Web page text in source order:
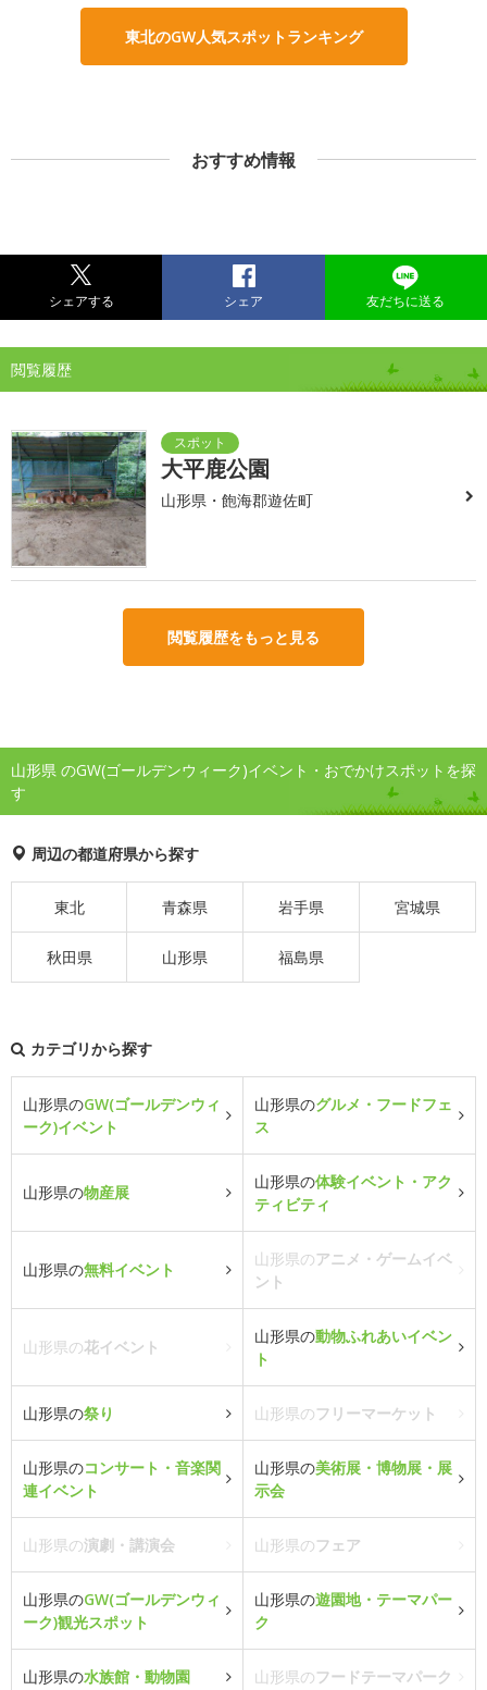
東北のGW人気スポットランキング
おすすめ情報
シェアする シェア 友だちに送る
閲覧履歴
大平鹿公園
山形県・飽海郡遊佐町
閲覧履歴をもっと見る
山形県 のGW(ゴールデンウィーク)イベント・おでかけスポットを探
す
周辺の都道府県から探す
東北 青森県 岩手県 宮城県
秋田県 山形県 福島県
カテゴリから探す
山形県のGW(ゴールデンウィ
ーク)イベント
山形県のグルメ・フードフェ
ス
山形県の物産展
山形県の体験イベント・アク
ティビティ
山形県の無料イベント
山形県のアニメ・ゲームイベ
ント
山形県の花イベント
山形県の動物ふれあいイベン
ト
山形県の祭り 山形県のフリーマーケット
山形県のコンサート・音楽関
連イベント
山形県の美術展・博物展・展
示会
山形県の演劇・講演会 山形県のフェア
山形県のGW(ゴールデンウィ
ーク)観光スポット
山形県の遊園地・テーマパー
ク
山形県の水族館・動物園 山形県のフードテーマパーク